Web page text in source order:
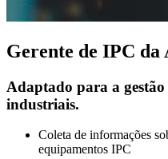
Gerente de IPC da
Adaptado para a
industriais.
Coleta de informações
equipamentos IPC